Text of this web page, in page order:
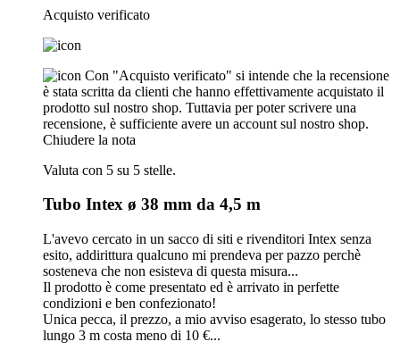
Acquisto verificato
Con "Acquisto verificato" si intende che la recensione
è stata scritta da clienti che hanno effettivamente acquistato il
prodotto sul nostro shop. Tuttavia per poter scrivere una
recensione, è sufficiente avere un account sul nostro shop.
Chiudere la nota
Valuta con 5 su 5 stelle.
Tubo Intex ø 38 mm da 4,5 m
L'avevo cercato in un sacco di siti e rivenditori Intex senza
esito, addirittura qualcuno mi prendeva per pazzo perchè
sosteneva che non esisteva di questa misura...
Il prodotto è come presentato ed è arrivato in perfette
condizioni e ben confezionato!
Unica pecca, il prezzo, a mio avviso esagerato, lo stesso tubo
lungo 3 m costa meno di 10 €...